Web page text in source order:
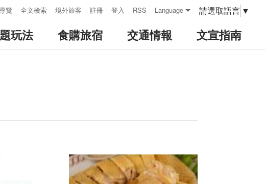
覽 全文檢索 境外旅客 註冊 登入 RSS Language 請選取語言 ▼
玩法 食購旅宿 交通情報 文宣指南